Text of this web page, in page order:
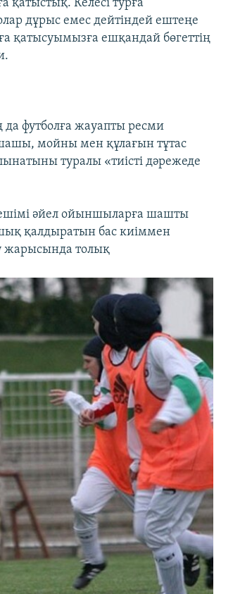
қатыстық. Келесі турға
дұрыс емес дейтіндей ештеңе
қатысуымызға ешқандай бөгеттің
футболға жауапты ресми
мойны мен құлағын тұтас
туралы «тиісті дәрежеде
әйел ойыншыларға шашты
қалдыратын бас киіммен
жарысында толық